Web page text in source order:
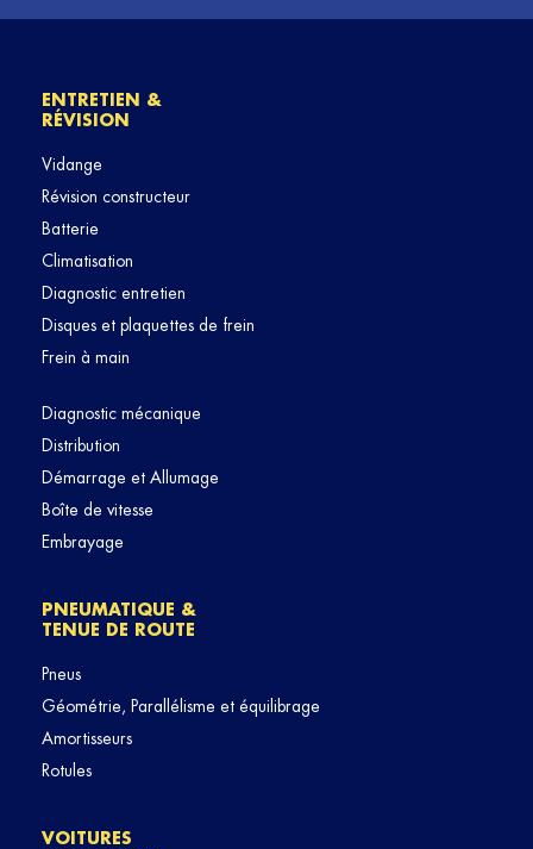
ENTRETIEN &
RÉVISION
Vidange
Révision constructeur
Batterie
Climatisation
Diagnostic entretien
Disques et plaquettes de frein
Frein à main
Diagnostic mécanique
Distribution
Démarrage et Allumage
Boîte de vitesse
Embrayage
PNEUMATIQUE &
TENUE DE ROUTE
Pneus
Géométrie, Parallélisme et équilibrage
Amortisseurs
Rotules
VOITURES